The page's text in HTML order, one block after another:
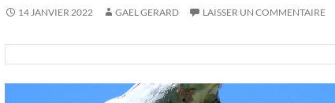
14 JANVIER 2022 GAEL GERARD LAISSER UN COMMENTAIRE